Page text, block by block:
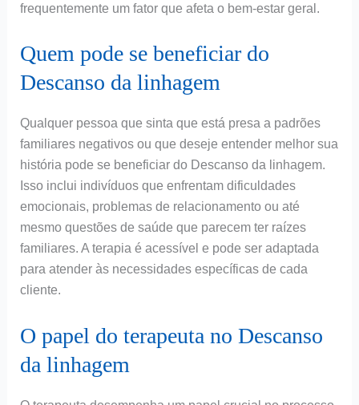
frequentemente um fator que afeta o bem-estar geral.
Quem pode se beneficiar do
Descanso da linhagem
Qualquer pessoa que sinta que está presa a padrões
familiares negativos ou que deseje entender melhor sua
história pode se beneficiar do Descanso da linhagem.
Isso inclui indivíduos que enfrentam dificuldades
emocionais, problemas de relacionamento ou até
mesmo questões de saúde que parecem ter raízes
familiares. A terapia é acessível e pode ser adaptada
para atender às necessidades específicas de cada
cliente.
O papel do terapeuta no Descanso
da linhagem